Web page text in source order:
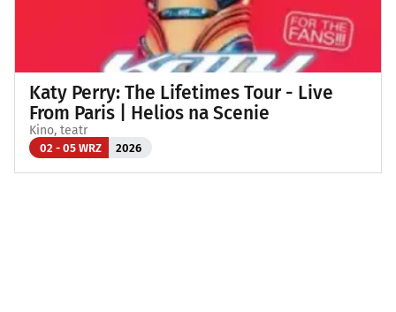
Katy Perry: The Lifetimes Tour - Live
From Paris | Helios na Scenie
Kino, teatr
02 - 05 WRZ 2026